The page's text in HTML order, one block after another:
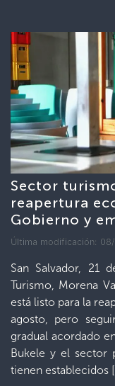
Sector
reapertura
Gobierno y
Última modificación:
San Salvador, 21
Turismo, Morena
está listo para la
agosto, pero
gradual acordado
Bukele y el sector
tienen establecidos